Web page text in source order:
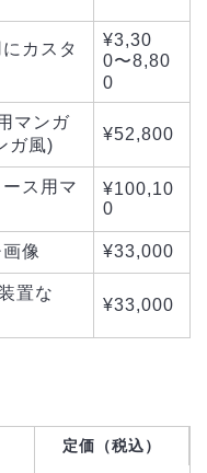
カスタ
¥3,30
0〜8,80
0
マンガ
ガ風)
¥52,800
ス用マ
¥100,10
0
像 ¥33,000
置な
¥33,000
定価（税込）